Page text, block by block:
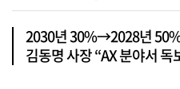
2030년 30%→2028년
김동명 사장 “AX 분야서